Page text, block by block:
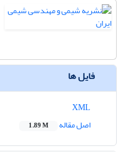
فایل ها
اصل مقاله
1.89 M